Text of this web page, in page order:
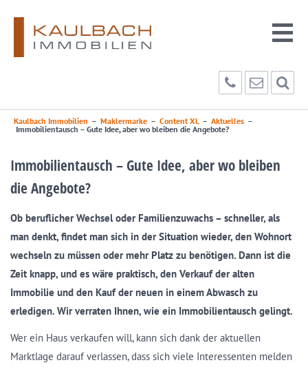
Kaulbach Immobilien – Maklermarke – Content XL– Aktuelles –
Immobilientausch – Gute Idee, aber wo bleiben die Angebote?
Immobilientausch – Gute Idee, aber wo bleiben
die Angebote?
Ob beruflicher Wechsel oder Familienzuwachs – schneller, als
man denkt, findet man sich in der Situation wieder, den Wohnort
wechseln zu müssen oder mehr Platz zu benötigen. Dann ist die
Zeit knapp, und es wäre praktisch, den Verkauf der alten
Immobilie und den Kauf der neuen in einem Abwasch zu
erledigen. Wir verraten Ihnen, wie ein Immobilientausch gelingt.
Wer ein Haus verkaufen will, kann sich dank der aktuellen
Marktlage darauf verlassen, dass sich viele Interessenten melden